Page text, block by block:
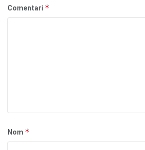
Comentari *
Nom *